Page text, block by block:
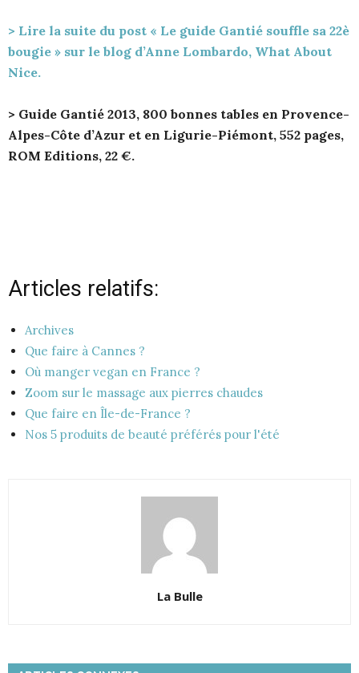
> Lire la suite du post « Le guide Gantié souffle sa 22è
bougie » sur le blog d’Anne Lombardo, What About
Nice.
> Guide Gantié 2013, 800 bonnes tables en Provence-
Alpes-Côte d’Azur et en Ligurie-Piémont, 552 pages,
ROM Editions, 22 €.
Articles relatifs:
Archives
Que faire à Cannes ?
Où manger vegan en France ?
Zoom sur le massage aux pierres chaudes
Que faire en Île-de-France ?
Nos 5 produits de beauté préférés pour l'été
La Bulle